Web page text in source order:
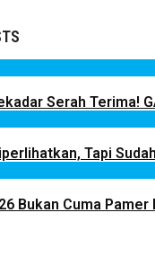
Serah Terima!
Tapi
Bukan Cuma